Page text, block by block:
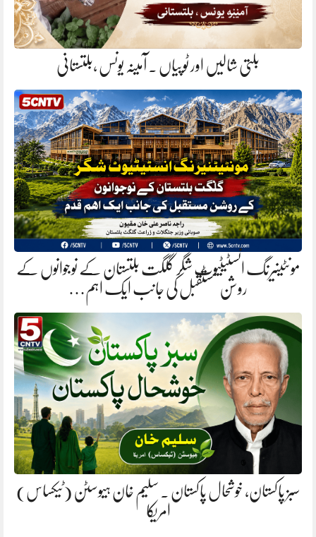
بلتی شالیں اور ٹوپیاں . آمینہ یونس ،بلتستانی
مونٹینیرنگ انسٹیٹیوٹ شگر گلگت بلتستان کے نوجوانوں کے
روشن مستقبل کی جانب ایک اہم…
سبز پاکستان، خوشحال پاکستان . سلیم خان ہیوسٹن (ٹیکساس)
امریکا